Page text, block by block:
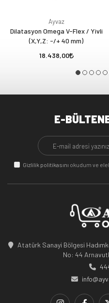
Ayvaz
Dilatasyon Omega V-Flex / Yivli
(X,Y,Z: -/+ 40 mm)
18.438,00
E-
Gizlilik politikasını okudum ve
Atatürk Sanayi Bölgesi
No: 44